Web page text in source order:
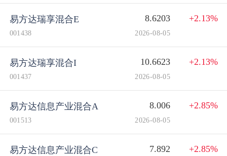
易方达瑞享混合E 8.6203 +2.13%
001438 2026-08-05
易方达瑞享混合I 10.6623 +2.13%
001437 2026-08-05
易方达信息产业混合A 8.006 +2.85%
001513 2026-08-05
易方达信息产业混合C 7.892 +2.85%